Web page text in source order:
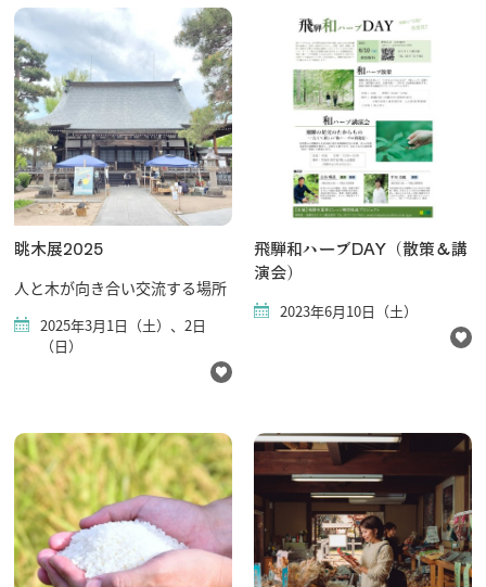
眺木展2025
人と木が向き合い交流する場所
2025年3月1日（土）、2日
（日）
飛騨和ハーブDAY（散策＆講
演会）
2023年6月10日（土）